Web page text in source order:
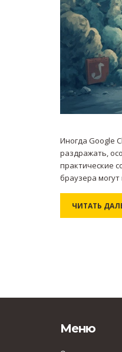
Иногда Google
раздражать,
практические
браузера
ЧИТАТЬ
Меню